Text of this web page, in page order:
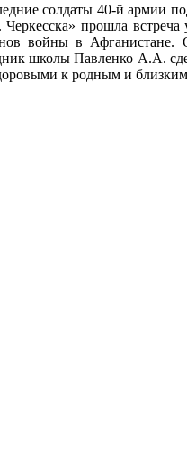
солдаты 40-й армии
прошла встреча
войны в Афганистане.
школы Павленко А.А.
к родным и близким